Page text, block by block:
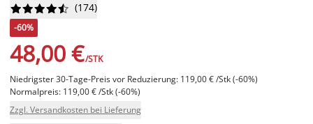





 (174)
-60%
48,00 €/STK
Niedrigster 30-Tage-Preis vor Reduzierung: 119,00 € /Stk (-60%)
Normalpreis: 119,00 € /Stk (-60%)
Zzgl. Versandkosten bei Lieferung